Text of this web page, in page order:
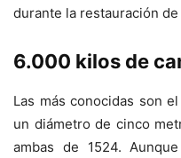
durante la restauración
6.000 kilos de
Las más conocidas son
un diámetro de cinco
ambas de 1524.